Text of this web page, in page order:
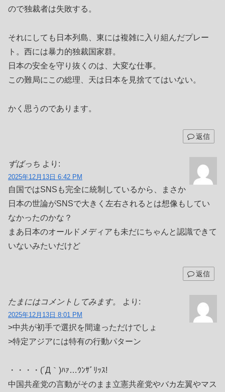
ので独裁者は失敗する。
それにしても日本列島、東には複雑に入り組んだプレー
ト。西には暴力的独裁国家群。
日本の安全を守り抜くのは、大変な仕事。
この難局にこの総理、天は日本を見捨ててはいない。
かく思うのであります。
返信
ずばっち より:
2025年12月13日 6:42 PM
自国ではSNSも完全に統制しているから、まさか
日本の世論がSNSで大きく左右されるとは想像もしてい
なかったのかな？
まあ日本のオールドメディアも未だにちゃんと認識できて
いないみたいだけど
返信
たまにはコメントしてみます。 より:
2025年12月13日 8:01 PM
>中共が初手で選択を間違っただけでしょ
>特定アジアには特有の行動パターン
・・・・(´Д｀)ﾊｧ…ｳﾝｻﾞﾘｯｽ!
中国共産党の言動がそのまま立憲共産党やバカ左翼やマス